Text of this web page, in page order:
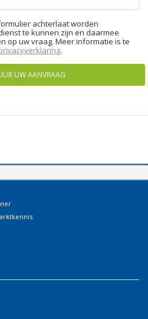
achterlaat worden
te kunnen zijn en daarmee
op uw vraag. Meer informatie is te
.
UW AANVRAAG